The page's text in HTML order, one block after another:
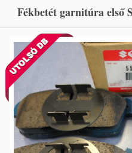
Fékbetét garnitúra első